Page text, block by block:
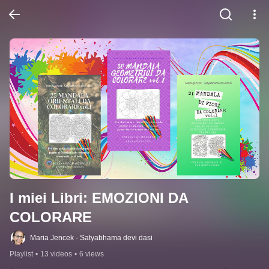
I miei Libri: EMOZIONI DA
COLORARE
Maria Jencek - Satyabhama devi dasi
Playlist • 13 videos • 6 views